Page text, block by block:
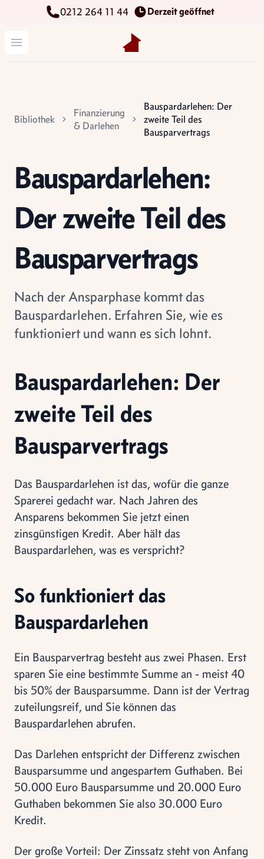
0212 264 11 44 Derzeit geöffnet
Menü öffnen Kettenbach Immobilien GmbH
Bibliothek
Finanzierung
& Darlehen
Bauspardarlehen: Der
zweite Teil des
Bausparvertrags
Bauspardarlehen:
Der zweite Teil des
Bausparvertrags
Nach der Ansparphase kommt das
Bauspardarlehen. Erfahren Sie, wie es
funktioniert und wann es sich lohnt.
Bauspardarlehen: Der
zweite Teil des
Bausparvertrags
Das Bauspardarlehen ist das, wofür die ganze
Sparerei gedacht war. Nach Jahren des
Ansparens bekommen Sie jetzt einen
zinsgünstigen Kredit. Aber hält das
Bauspardarlehen, was es verspricht?
So funktioniert das
Bauspardarlehen
Ein Bausparvertrag besteht aus zwei Phasen. Erst
sparen Sie eine bestimmte Summe an - meist 40
bis 50% der Bausparsumme. Dann ist der Vertrag
zuteilungsreif, und Sie können das
Bauspardarlehen abrufen.
Das Darlehen entspricht der Differenz zwischen
Bausparsumme und angespartem Guthaben. Bei
50.000 Euro Bausparsumme und 20.000 Euro
Guthaben bekommen Sie also 30.000 Euro
Kredit.
Der große Vorteil: Der Zinssatz steht von Anfang